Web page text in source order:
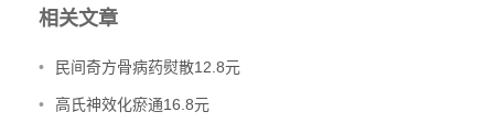
相关文章
• 民间奇方骨病药熨散12.8元
• 高氏神效化瘀通16.8元